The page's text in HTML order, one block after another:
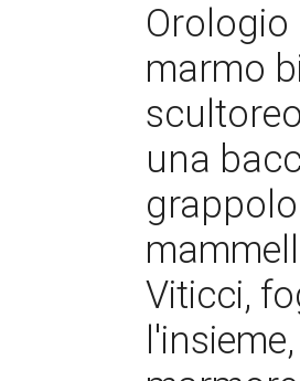
marmo
una
Viticci,